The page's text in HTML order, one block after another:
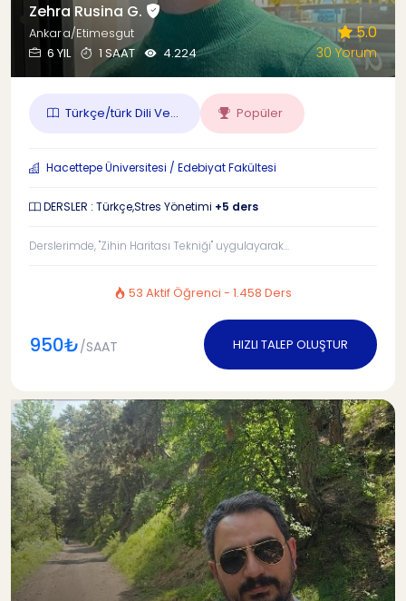
Zehra Rusina G.
Ankara/Etimesgut
6 YIL
1 SAAT 4.224
5.0
30 Yorum
Türkçe/türk Dili Ve... Popüler
Hacettepe Üniversitesi / Edebiyat Fakültesi
DERSLER : Türkçe,Stres Yönetimi +5 ders
Derslerimde, "Zihin Haritası Tekniği" uygulayarak...
53 Aktif Öğrenci - 1.458 Ders
950₺/SAAT HIZLI TALEP OLUŞTUR